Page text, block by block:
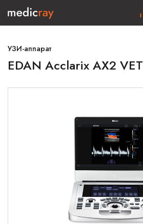
УЗИ-аппарат
EDAN Acclarix AX2 VET